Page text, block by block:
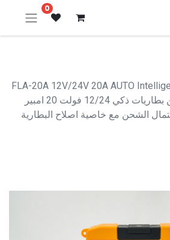
0
FLA-20A 12V/24V 20A AUTO
& Pulse Repair شاحن بطاريات ذكي 12/24 فولت 20 امبير
الشحن مع خاصية اصلاح البطارية